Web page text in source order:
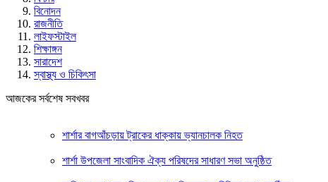
বিনোদন
রাজনীতি
লাইফস্টাইল
শিক্ষাঙ্গন
সারাদেশ
স্বাস্থ্য ও চিকিৎসা
আজকের সর্বশেষ সবখবর
শার্শার বাগআঁচড়ায় ট্রাকের ধাক্কায় ভ্যানচালক নিহত
শার্শা উপজেলা সাংবাদিক ঐক্য পরিষদের সাধারণ সভা অনুষ্ঠিত